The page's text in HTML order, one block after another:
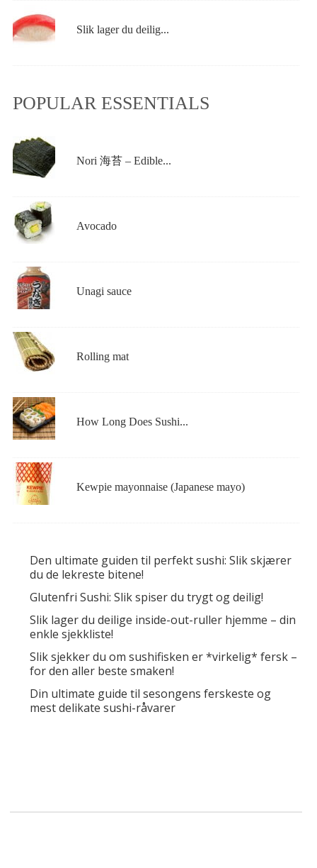
Slik lager du deilig...
POPULAR ESSENTIALS
Nori 海苔 – Edible...
Avocado
Unagi sauce
Rolling mat
How Long Does Sushi...
Kewpie mayonnaise (Japanese mayo)
Den ultimate guiden til perfekt sushi: Slik skjærer
du de lekreste bitene!
Glutenfri Sushi: Slik spiser du trygt og deilig!
Slik lager du deilige inside-out-ruller hjemme – din
enkle sjekkliste!
Slik sjekker du om sushifisken er *virkelig* fersk –
for den aller beste smaken!
Din ultimate guide til sesongens ferskeste og
mest delikate sushi-råvarer